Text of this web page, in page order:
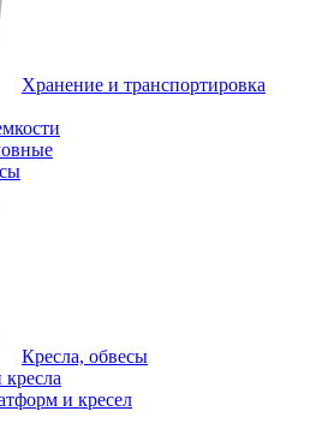
Хранение и транспортировка
Кресла, обвесы
и кресел